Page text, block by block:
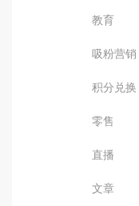
教育
吸粉营销
积分兑换
零售
直播
文章